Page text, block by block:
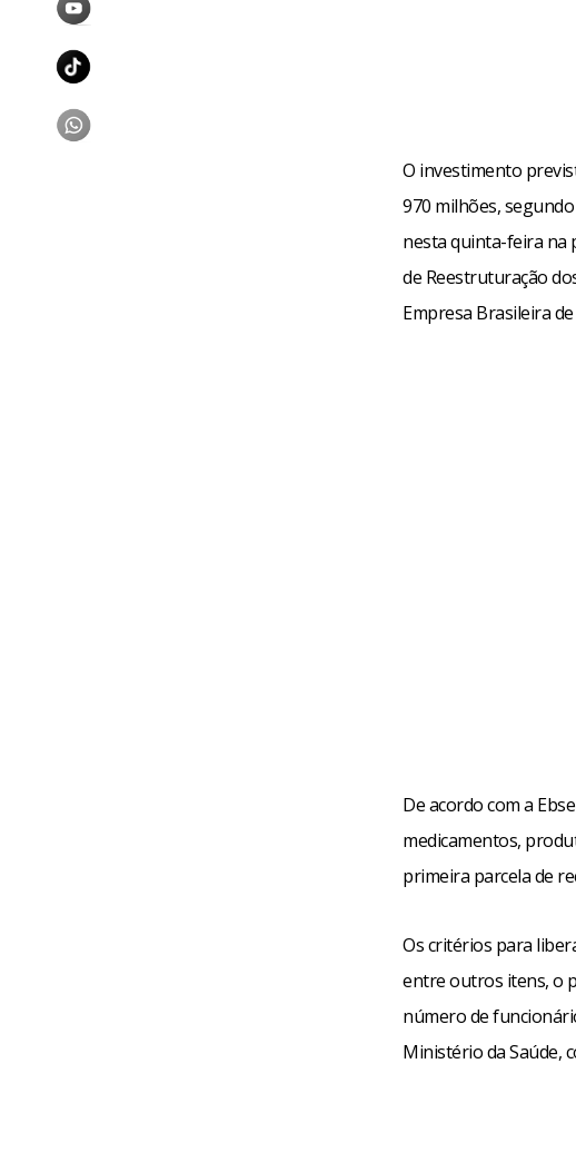
O investimento
970 milhões,
nesta quinta-feira na
de Reestruturação
Empresa Brasileira
De acordo com a
medicamentos,
primeira parcela de
Os critérios para
entre outros itens, o
número de
Ministério da Saúde,